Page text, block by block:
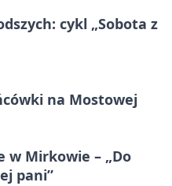
cykl „Sobota z
na Mostowej
w Mirkowie – „Do
pani”